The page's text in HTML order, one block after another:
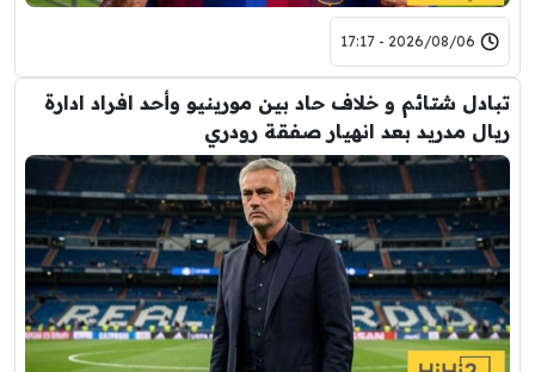
2026/08/06 - 17:17
تبادل شتائم و خلاف حاد بين مورينيو وأحد افراد ادارة
ريال مدريد بعد انهيار صفقة رودري